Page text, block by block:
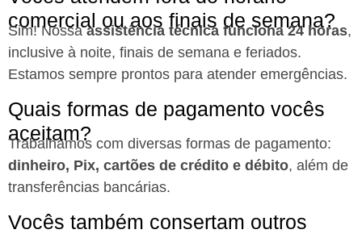
comercial ou aos finais de semana?
Sim! Nossaassistência técnica funciona 24 horas,
inclusive à noite, finais de semana e feriados.
Estamos sempre prontos para atender emergências.
Quais formas de pagamento vocês
aceitam?
Trabalhamos com diversas formas de pagamento:
dinheiro, Pix, cartões de crédito e débito, além de
transferências bancárias.
Vocês também consertam outros